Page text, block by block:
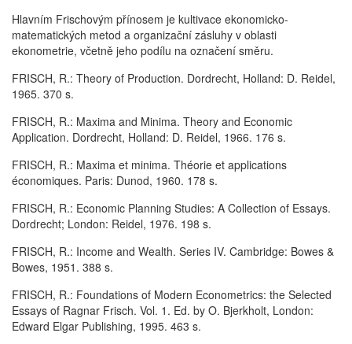
Hlavním Frischovým přínosem je kultivace ekonomicko-
matematických metod a organizační zásluhy v oblasti
ekonometrie, včetně jeho podílu na označení směru.
FRISCH, R.: Theory of Production. Dordrecht, Holland: D. Reidel,
1965. 370 s.
FRISCH, R.: Maxima and Minima. Theory and Economic
Application. Dordrecht, Holland: D. Reidel, 1966. 176 s.
FRISCH, R.: Maxima et minima. Théorie et applications
économiques. Paris: Dunod, 1960. 178 s.
FRISCH, R.: Economic Planning Studies: A Collection of Essays.
Dordrecht; London: Reidel, 1976. 198 s.
FRISCH, R.: Income and Wealth. Series IV. Cambridge: Bowes &
Bowes, 1951. 388 s.
FRISCH, R.: Foundations of Modern Econometrics: the Selected
Essays of Ragnar Frisch. Vol. 1. Ed. by O. Bjerkholt, London:
Edward Elgar Publishing, 1995. 463 s.